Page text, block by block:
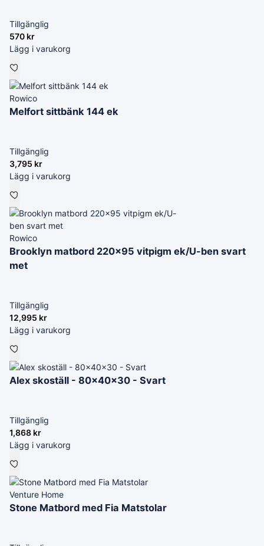
Tillgänglig
570 kr
Lägg i varukorg
Rowico
Melfort sittbänk 144 ek
Tillgänglig
3,795 kr
Lägg i varukorg
Rowico
Brooklyn matbord 220x95 vitpigm ek/U-ben svart
met
Tillgänglig
12,995 kr
Lägg i varukorg
Alex skoställ - 80x40x30 - Svart
Tillgänglig
1,868 kr
Lägg i varukorg
Venture Home
Stone Matbord med Fia Matstolar